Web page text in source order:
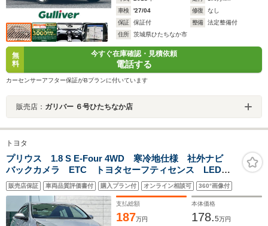
車検
'27/04 修復
なし
保証
保証付 整備
法定整備付
住所
茨城県ひたちなか市
無
料
今すぐ在庫確認・見積依頼
電話する
カーセンサーアフター保証がBプランに付いています
販売店： ガリバー ６号ひたちなか店
トヨタ
プリウス 1.8 S E-Four 4WD 寒冷地仕様 社外ナビ
バックカメラ ETC トヨタセーフティセンス LEDヘ
ッドライト AC100V電源 コーナーセンサー 純正アル
ミホイール 純正フロアマット 純正トノカバー 車両
取説 冬タイヤ積込
販売店保証 車両品質評価書付 購入プラン付 オンライン相談可 360°画像付
支払総額
187万円
本体価格
178.5万円